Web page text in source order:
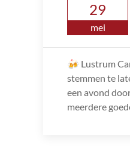
29
mei
🍻 Lustrum
stemmen te
een avond
meerdere